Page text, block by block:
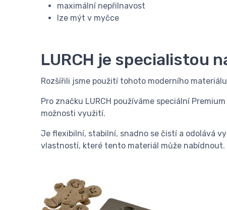
maximální nepřilnavost
lze mýt v myčce
LURCH je specialistou
Rozšířili jsme použití tohoto moderního
Pro značku LURCH používáme speciální
možnosti využití.
Je flexibilní, stabilní, snadno se čistí a odolává
vlastností, které tento materiál může nabídnout.